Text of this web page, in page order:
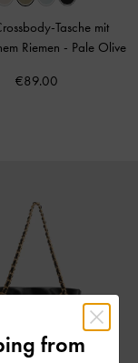
Tasche mit
Riemen - Pale Olive
€89.00
from